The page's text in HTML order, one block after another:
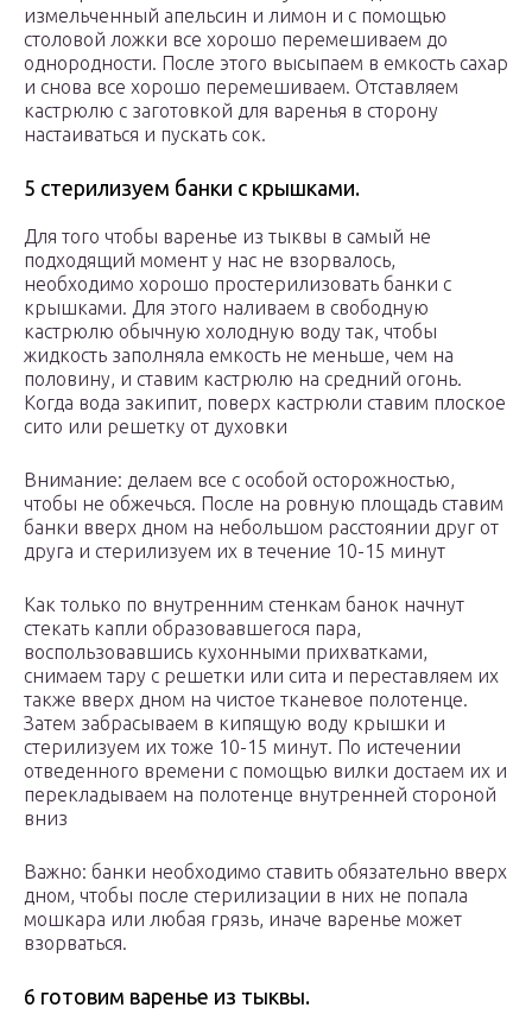
измельченный апельсин и лимон и с помощью
столовой ложки все хорошо перемешиваем до
однородности. После этого высыпаем в емкость сахар
и снова все хорошо перемешиваем. Отставляем
кастрюлю с заготовкой для варенья в сторону
настаиваться и пускать сок.
5 стерилизуем банки с крышками.
Для того чтобы варенье из тыквы в самый не
подходящий момент у нас не взорвалось,
необходимо хорошо простерилизовать банки с
крышками. Для этого наливаем в свободную
кастрюлю обычную холодную воду так, чтобы
жидкость заполняла емкость не меньше, чем на
половину, и ставим кастрюлю на средний огонь.
Когда вода закипит, поверх кастрюли ставим плоское
сито или решетку от духовки
Внимание: делаем все с особой осторожностью,
чтобы не обжечься. После на ровную площадь ставим
банки вверх дном на небольшом расстоянии друг от
друга и стерилизуем их в течение 10-15 минут
Как только по внутренним стенкам банок начнут
стекать капли образовавшегося пара,
воспользовавшись кухонными прихватками,
снимаем тару с решетки или сита и переставляем их
также вверх дном на чистое тканевое полотенце.
Затем забрасываем в кипящую воду крышки и
стерилизуем их тоже 10-15 минут. По истечении
отведенного времени с помощью вилки достаем их и
перекладываем на полотенце внутренней стороной
вниз
Важно: банки необходимо ставить обязательно вверх
дном, чтобы после стерилизации в них не попала
мошкара или любая грязь, иначе варенье может
взорваться.
6 готовим варенье из тыквы.